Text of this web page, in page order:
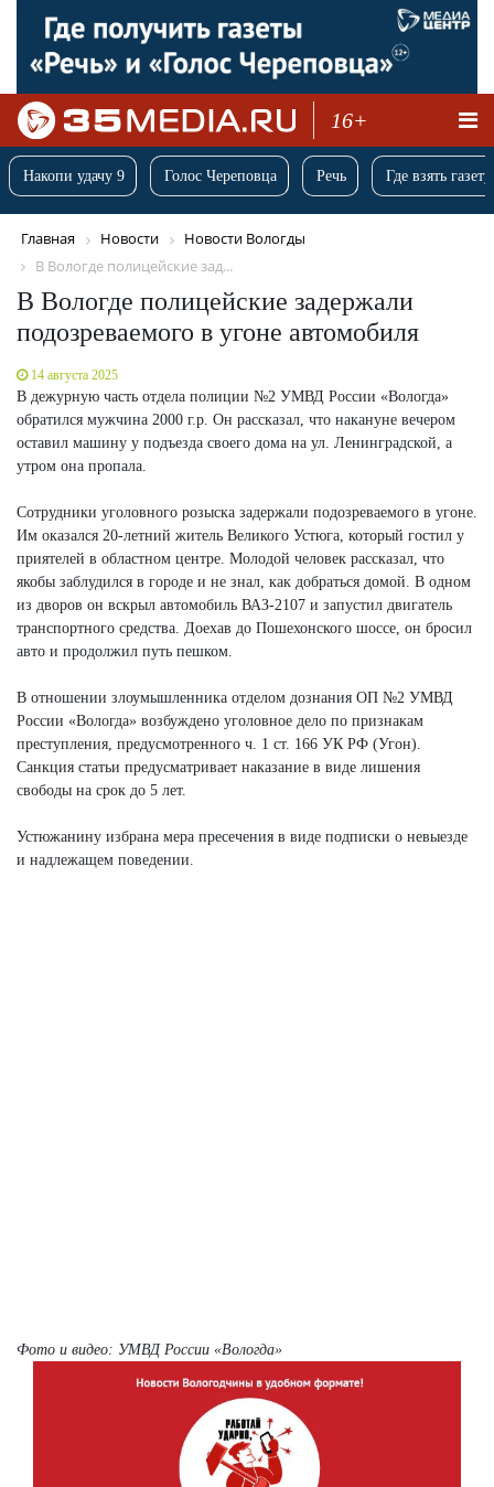
16+
Накопи удачу 9 Голос Череповца Речь Где взять
Главная Новости
Новости Вологды
В Вологде полицейские зад...
В Вологде полицейские задержали
подозреваемого в угоне автомобиля
14 августа 2025
В дежурную часть отдела полиции №2 УМВД России «Вологда»
обратился мужчина 2000 г.р. Он рассказал, что накануне вечером
оставил машину у подъезда своего дома на ул. Ленинградской, а
утром она пропала.
Сотрудники уголовного розыска задержали подозреваемого в угоне.
Им оказался 20-летний житель Великого Устюга, который гостил у
приятелей в областном центре. Молодой человек рассказал, что
якобы заблудился в городе и не знал, как добраться домой. В одном
из дворов он вскрыл автомобиль ВАЗ-2107 и запустил двигатель
транспортного средства. Доехав до Пошехонского шоссе, он бросил
авто и продолжил путь пешком.
В отношении злоумышленника отделом дознания ОП №2 УМВД
России «Вологда» возбуждено уголовное дело по признакам
преступления, предусмотренного ч. 1 ст. 166 УК РФ (Угон).
Санкция статьи предусматривает наказание в виде лишения
свободы на срок до 5 лет.
Устюжанину избрана мера пресечения в виде подписки о невыезде
и надлежащем поведении.
Фото и видео: УМВД России «Вологда»